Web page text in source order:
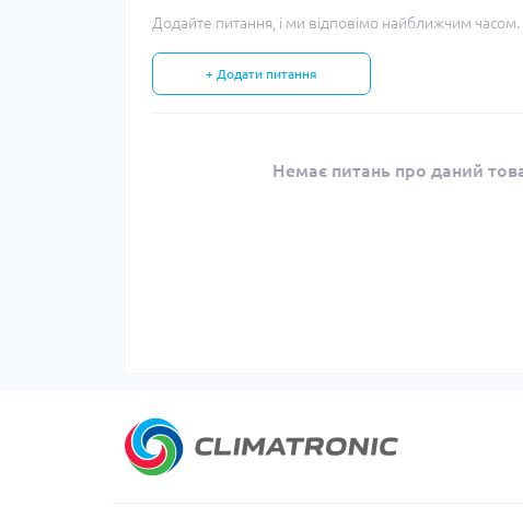
Додайте питання, і ми відповімо найближчим часом.
+ Додати питання
Немає питань про даний